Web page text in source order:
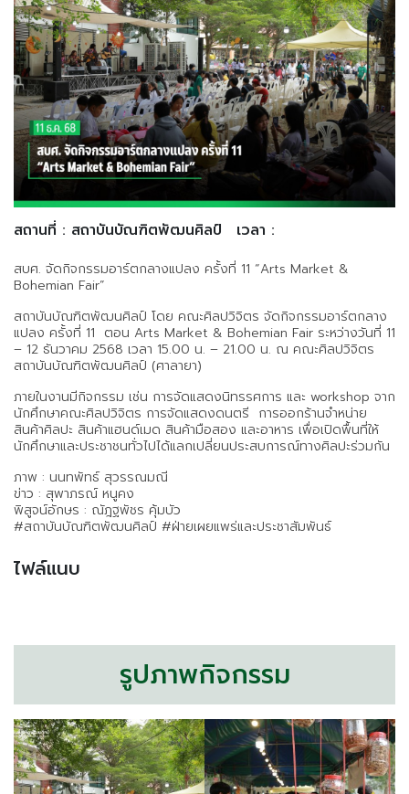
สถานที่ : สถาบันบัณฑิตพัฒนศิลป์ เวลา :
สบศ. จัดกิจกรรมอาร์ตกลางแปลง ครั้งที่ 11 “Arts Market &
Bohemian Fair”
สถาบันบัณฑิตพัฒนศิลป์ โดย คณะศิลปวิจิตร จัดกิจกรรมอาร์ตกลาง
แปลง ครั้งที่ 11 ตอน Arts Market & Bohemian Fair ระหว่างวันที่ 11
– 12 ธันวาคม 2568 เวลา 15.00 น. – 21.00 น. ณ คณะศิลปวิจิตร
สถาบันบัณฑิตพัฒนศิลป์ (ศาลายา)
ภายในงานมีกิจกรรม เช่น การจัดแสดงนิทรรศการ และ workshop จาก
นักศึกษาคณะศิลปวิจิตร การจัดแสดงดนตรี การออกร้านจำหน่าย
สินค้าศิลปะ สินค้าแฮนด์เมด สินค้ามือสอง และอาหาร เพื่อเปิดพื้นที่ให้
นักศึกษาและประชาชนทั่วไปได้แลกเปลี่ยนประสบการณ์ทางศิลปะร่วมกัน
ภาพ : นนทพัทธ์ สุวรรณมณี
ข่าว : สุพาภรณ์ หนูคง
พิสูจน์อักษร : ณัฎฐพัชร คุ้มบัว
#สถาบันบัณฑิตพัฒนศิลป์ #ฝ่ายเผยแพร่และประชาสัมพันธ์
ไฟล์แนบ
รูปภาพกิจกรรม